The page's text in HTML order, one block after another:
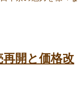
開と価格改